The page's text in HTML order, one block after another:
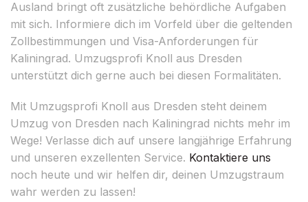
Ausland bringt oft zusätzliche behördliche Aufgaben
mit sich. Informiere dich im Vorfeld über die geltenden
Zollbestimmungen und Visa-Anforderungen für
Kaliningrad. Umzugsprofi Knoll aus Dresden
unterstützt dich gerne auch bei diesen Formalitäten.
Mit Umzugsprofi Knoll aus Dresden steht deinem
Umzug von Dresden nach Kaliningrad nichts mehr im
Wege! Verlasse dich auf unsere langjährige Erfahrung
und unseren exzellenten Service. Kontaktiere uns
noch heute und wir helfen dir, deinen Umzugstraum
wahr werden zu lassen!